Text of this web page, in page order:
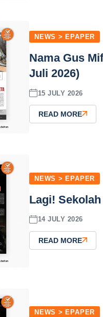
NEWS > EPAPER
Nama Gus
Juli 2026)
15 JULY 2026
READ MORE
NEWS > EPAPER
Lagi!
14 JULY 2026
READ MORE
NEWS > EPAPER